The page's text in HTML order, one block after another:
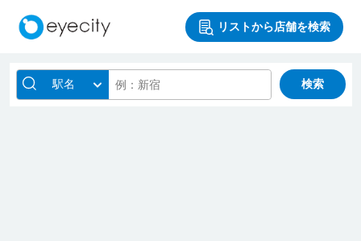
リストから店舗を検索
駅名 検索